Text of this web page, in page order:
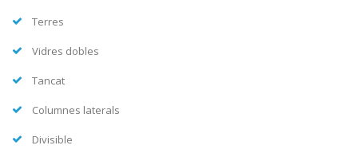
Terres
Vidres dobles
Tancat
Columnes laterals
Divisible